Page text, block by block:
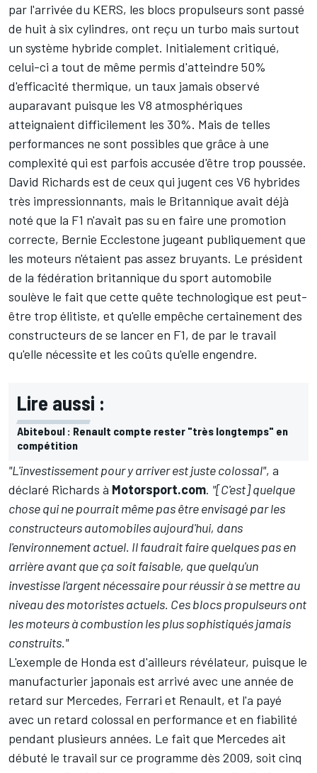
par l'arrivée du KERS, les blocs propulseurs sont passé
de huit à six cylindres, ont reçu un turbo mais surtout
un système hybride complet. Initialement critiqué,
celui-ci a tout de même permis d'atteindre 50%
d'efficacité thermique, un taux jamais observé
auparavant puisque les V8 atmosphériques
atteignaient difficilement les 30%. Mais de telles
performances ne sont possibles que grâce à une
complexité qui est parfois accusée d'être trop poussée.
David Richards est de ceux qui jugent ces V6 hybrides
très impressionnants, mais le Britannique avait déjà
noté que la F1 n'avait pas su en faire une promotion
correcte, Bernie Ecclestone jugeant publiquement que
les moteurs n'étaient pas assez bruyants. Le président
de la fédération britannique du sport automobile
soulève le fait que cette quête technologique est peut-
être trop élitiste, et qu'elle empêche certainement des
constructeurs de se lancer en F1, de par le travail
qu'elle nécessite et les coûts qu'elle engendre.
Lire aussi :
Abiteboul : Renault compte rester "très longtemps" en
compétition
"L'investissement pour y arriver est juste colossal", a
déclaré Richards à Motorsport.com. "[C'est] quelque
chose qui ne pourrait même pas être envisagé par les
constructeurs automobiles aujourd'hui, dans
l'environnement actuel. Il faudrait faire quelques pas en
arrière avant que ça soit faisable, que quelqu'un
investisse l'argent nécessaire pour réussir à se mettre au
niveau des motoristes actuels. Ces blocs propulseurs ont
les moteurs à combustion les plus sophistiqués jamais
construits."
L'exemple de Honda est d'ailleurs révélateur, puisque le
manufacturier japonais est arrivé avec une année de
retard sur Mercedes, Ferrari et Renault, et l'a payé
avec un retard colossal en performance et en fiabilité
pendant plusieurs années. Le fait que Mercedes ait
débuté le travail sur ce programme dès 2009, soit cinq